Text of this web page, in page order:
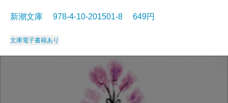
新潮文庫 978-4-10-201501-8 649円
文庫電子書籍あり